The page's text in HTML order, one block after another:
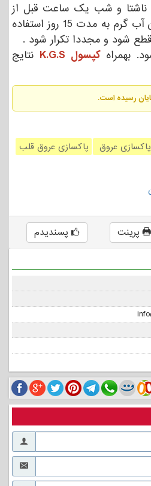
ناشتا و شب یک ساعت قبل از
غذا مخلوط با نصف لیوان آب گرم به مدت 15 روز استفاده
شود و مجددا تکرار شود .
بهمراه کپسول K.G.S
نتایج
رسیده است.
پاکسازی عروق پاکسازی عروق قلب
پرینت
پسندیدم